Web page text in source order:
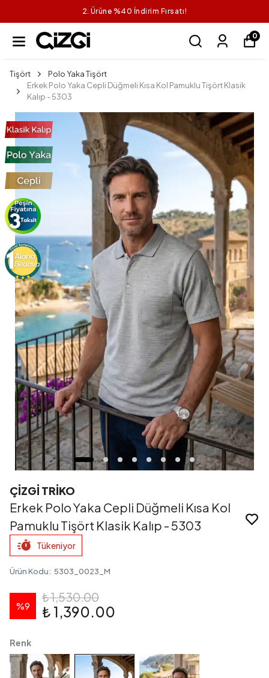
2. Ürüne %40 İndirim Fırsatı!
0
Tişört
Polo Yaka Tişört
Erkek Polo Yaka Cepli Düğmeli Kısa Kol Pamuklu Tişört Klasik
Kalıp - 5303
ÇİZGİ TRİKO
Erkek Polo Yaka Cepli Düğmeli Kısa Kol
Pamuklu Tişört Klasik Kalıp - 5303
Tükeniyor
Ürün Kodu: 5303_0023_M
%9
₺ 1,530.00
₺ 1,390.00
Renk